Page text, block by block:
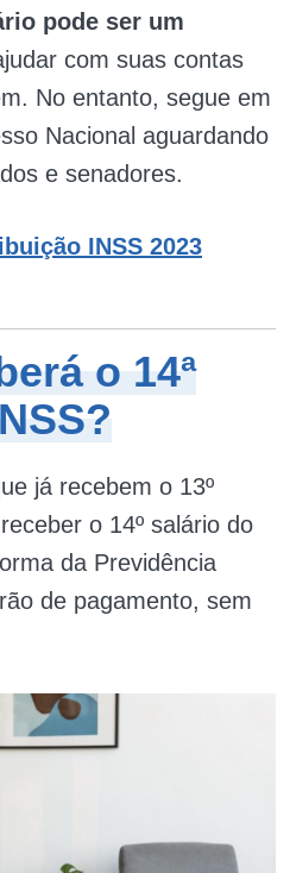
pode ser um
com suas contas
No entanto, segue em
Nacional aguardando
e senadores.
INSS 2023
o 14ª
já recebem o 13º
o 14º salário do
da Previdência
de pagamento, sem